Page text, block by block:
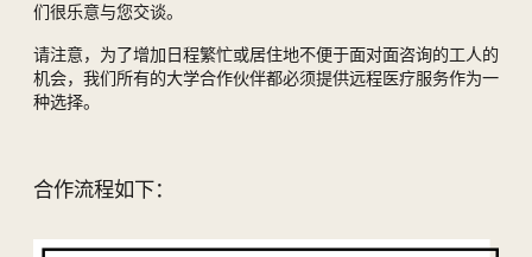
们很乐意与您交谈。
请注意，为了增加日程繁忙或居住地不便于面对面咨询的工人的
机会，我们所有的大学合作伙伴都必须提供远程医疗服务作为一
种选择。
合作流程如下：